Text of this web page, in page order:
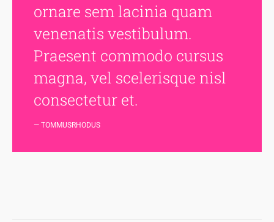
ornare sem lacinia quam
venenatis vestibulum.
Praesent commodo cursus
magna, vel scelerisque nisl
consectetur et.
TOMMUSRHODUS